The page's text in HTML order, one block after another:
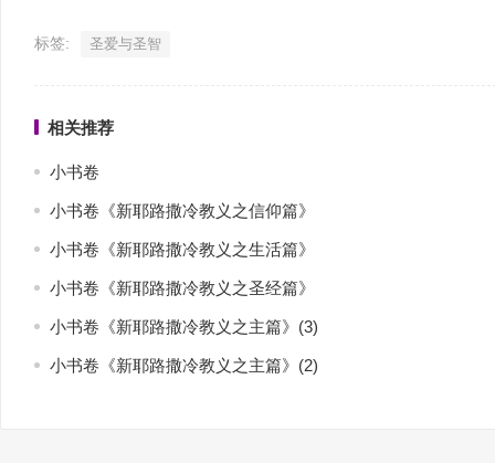
标签: 圣爱与圣智
相关推荐
小书卷
小书卷《新耶路撒冷教义之信仰篇》
小书卷《新耶路撒冷教义之生活篇》
小书卷《新耶路撒冷教义之圣经篇》
小书卷《新耶路撒冷教义之主篇》(3)
小书卷《新耶路撒冷教义之主篇》(2)